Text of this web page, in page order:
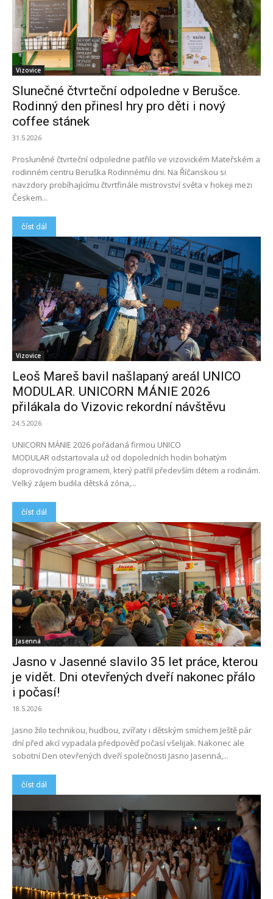
Vizovice
Slunečné čtvrteční odpoledne v Berušce.
Rodinný den přinesl hry pro děti i nový
coffee stánek
31.5.2026
Prosluněné čtvrteční odpoledne patřilo ve vizovickém Mateřském a
rodinném centru Beruška Rodinnému dni. Na Říčanskou si
navzdory probíhajícímu čtvrtfinále mistrovství světa v hokeji mezi
Českem...
číst dál
Vizovice
Leoš Mareš bavil našlapaný areál UNICO
MODULAR. UNICORN MÁNIE 2026
přilákala do Vizovic rekordní návštěvu
24.5.2026
UNICORN MÁNIE 2026 pořádaná firmou UNICO
MODULAR odstartovala už od dopoledních hodin bohatým
doprovodným programem, který patřil především dětem a rodinám.
Velký zájem budila dětská zóna,...
číst dál
Jasenná
Jasno v Jasenné slavilo 35 let práce, kterou
je vidět. Dni otevřených dveří nakonec přálo
i počasí!
18.5.2026
Jasno žilo technikou, hudbou, zvířaty i dětským smíchem Ještě pár
dní před akcí vypadala předpověď počasí všelijak. Nakonec ale
sobotní Den otevřených dveří společnosti Jasno Jasenná,...
číst dál